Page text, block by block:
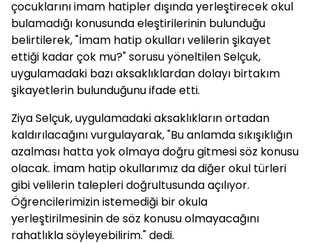
çocuklarını imam hatipler dışında yerleştirecek okul
bulamadığı konusunda eleştirilerinin bulunduğu
belirtilerek, "İmam hatip okulları velilerin şikayet
ettiği kadar çok mu?" sorusu yöneltilen Selçuk,
uygulamadaki bazı aksaklıklardan dolayı birtakım
şikayetlerin bulunduğunu ifade etti.
Ziya Selçuk, uygulamadaki aksaklıkların ortadan
kaldırılacağını vurgulayarak, "Bu anlamda sıkışıklığın
azalması hatta yok olmaya doğru gitmesi söz konusu
olacak. İmam hatip okullarımız da diğer okul türleri
gibi velilerin talepleri doğrultusunda açılıyor.
Öğrencilerimizin istemediği bir okula
yerleştirilmesinin de söz konusu olmayacağını
rahatlıkla söyleyebilirim." dedi.